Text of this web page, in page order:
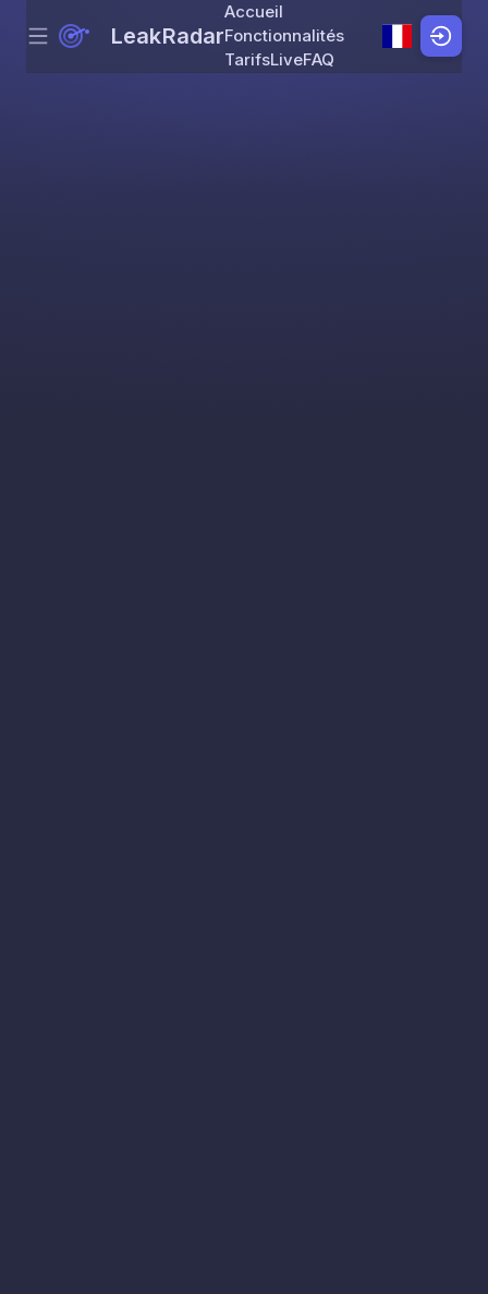
Skip to content
Menu LeakRadar
Accueil
Fonctionnalités
TarifsLiveFAQ